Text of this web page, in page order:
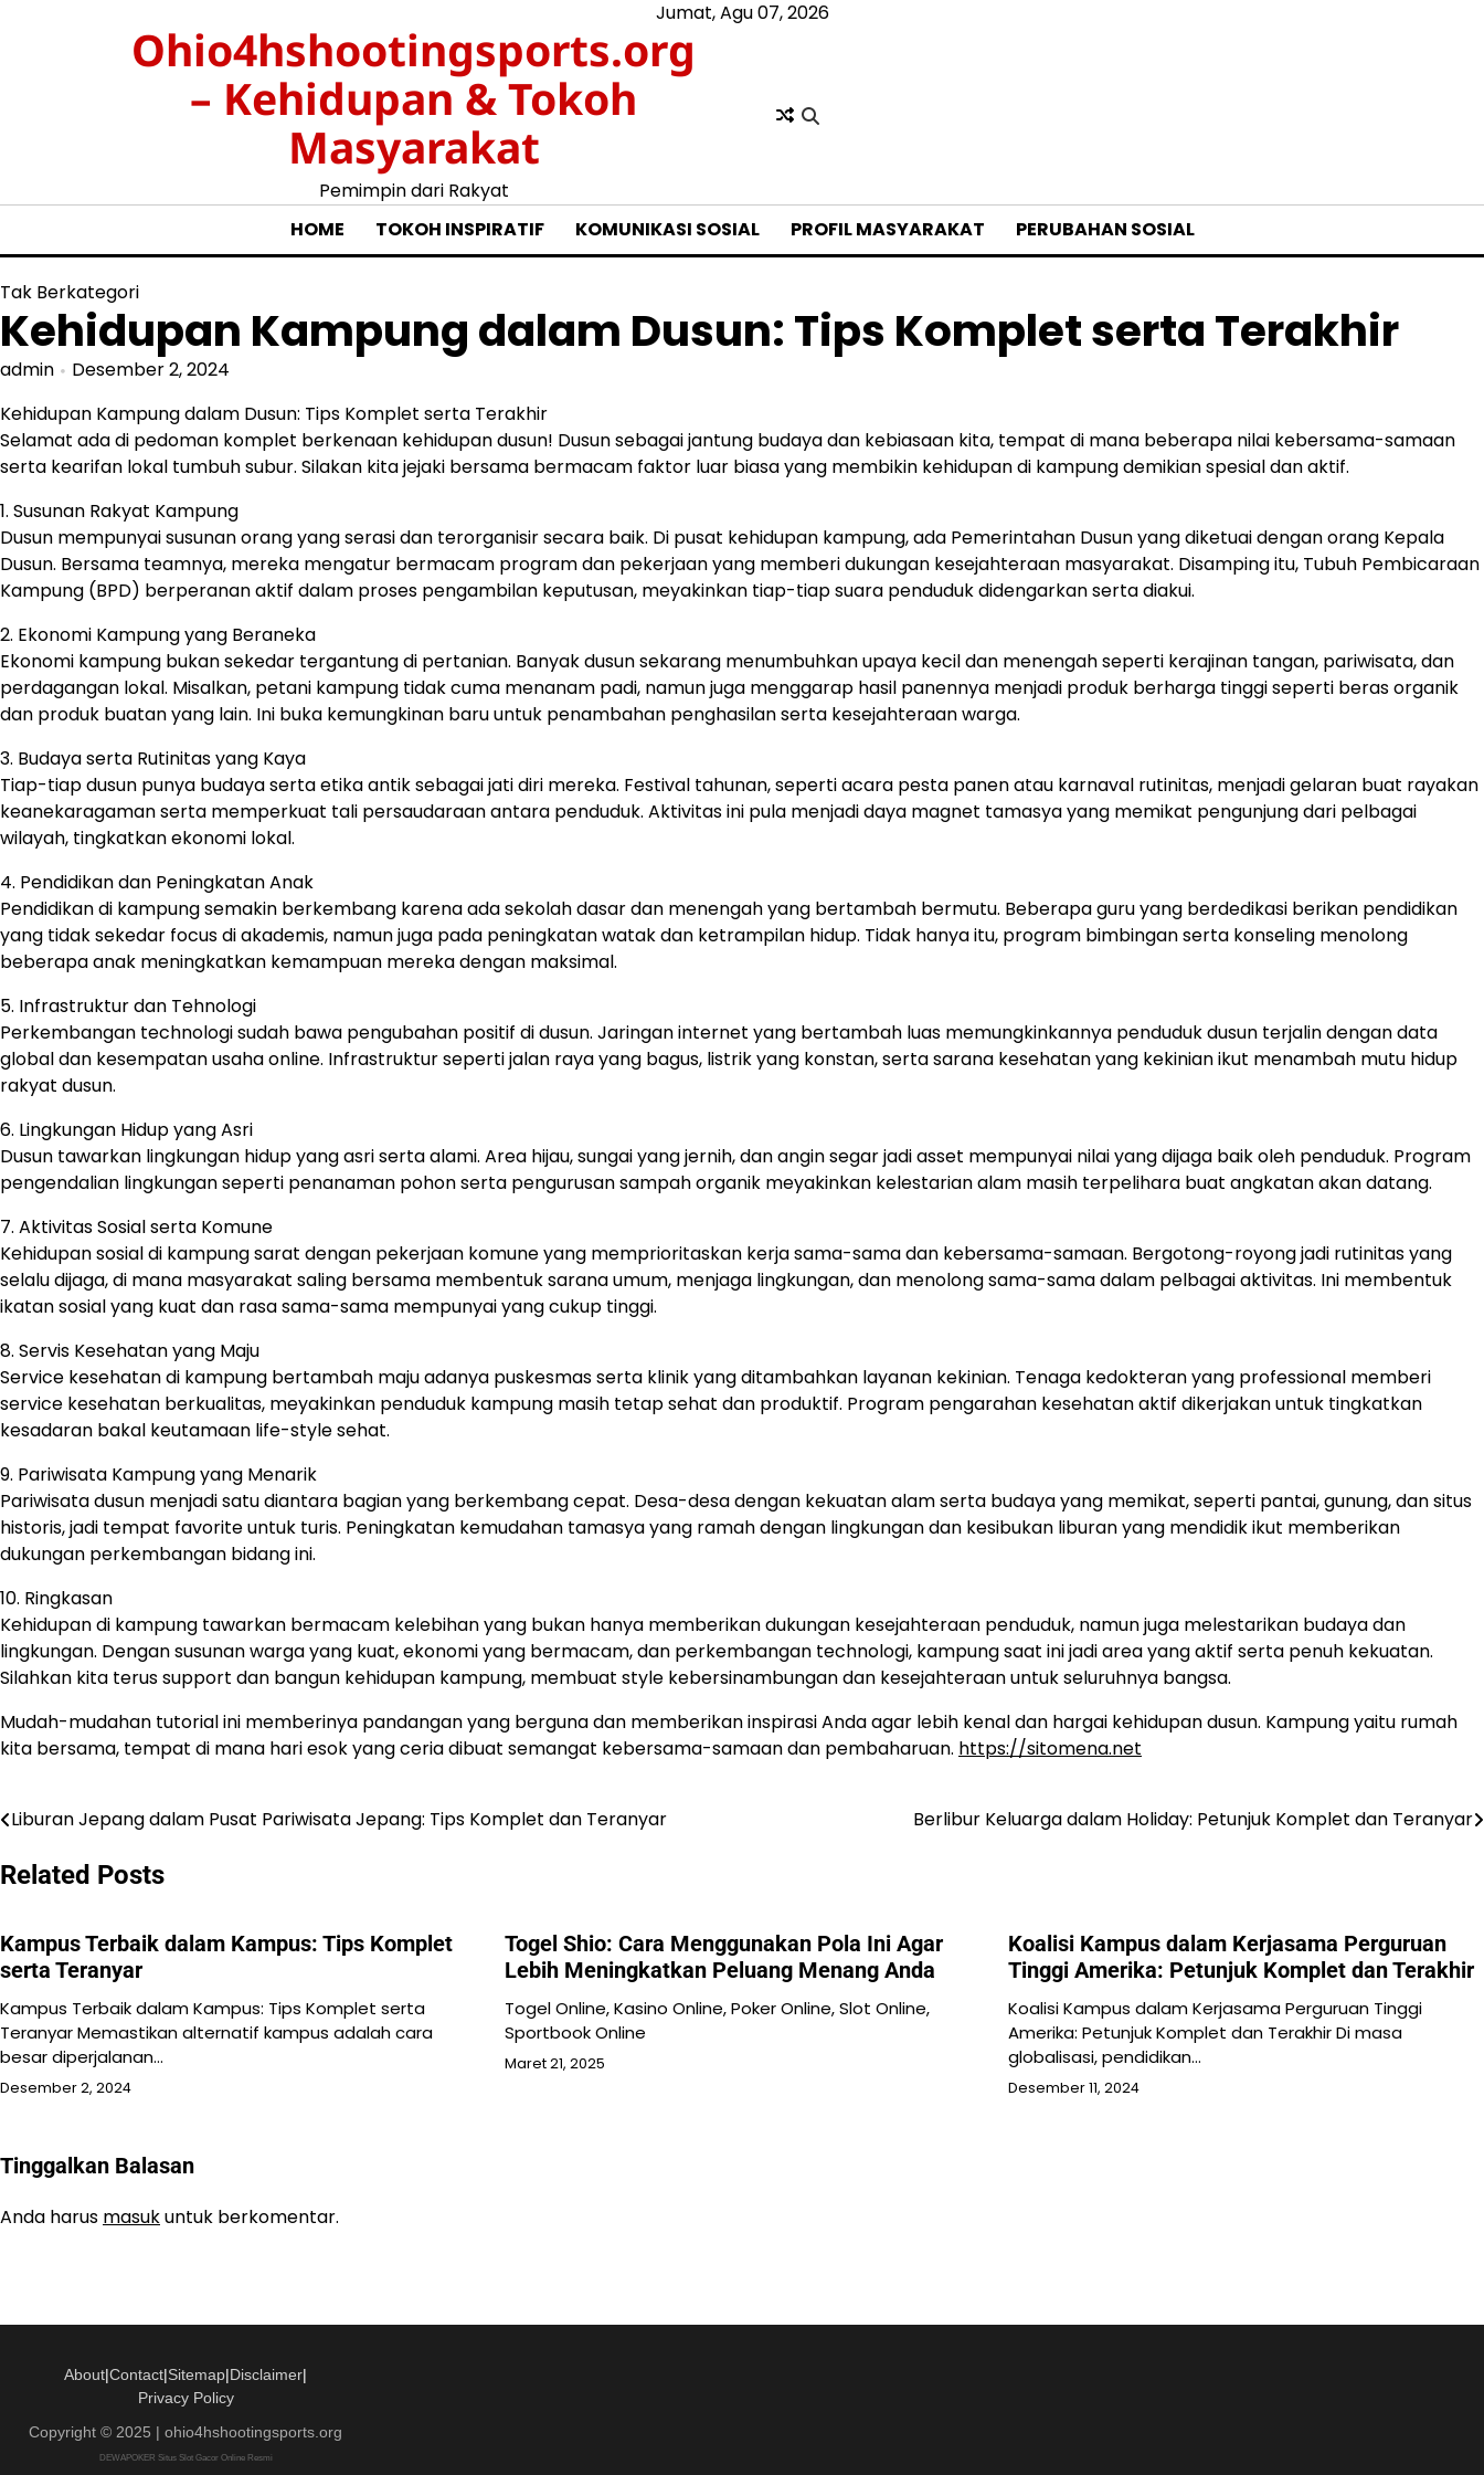
Jumat, Agu 07, 2026
Ohio4hshootingsports.org
– Kehidupan & Tokoh
Masyarakat
Pemimpin dari Rakyat
HOME
TOKOH INSPIRATIF KOMUNIKASI SOSIAL PROFIL MASYARAKAT PERUBAHAN SOSIAL
Tak Berkategori
Kehidupan Kampung dalam Dusun: Tips Komplet serta Terakhir
admin
Desember 2, 2024
Kehidupan Kampung dalam Dusun: Tips Komplet serta Terakhir
Selamat ada di pedoman komplet berkenaan kehidupan dusun! Dusun sebagai jantung budaya dan kebiasaan kita, tempat di mana beberapa nilai kebersama-samaan
serta kearifan lokal tumbuh subur. Silakan kita jejaki bersama bermacam faktor luar biasa yang membikin kehidupan di kampung demikian spesial dan aktif.
1. Susunan Rakyat Kampung
Dusun mempunyai susunan orang yang serasi dan terorganisir secara baik. Di pusat kehidupan kampung, ada Pemerintahan Dusun yang diketuai dengan orang Kepala
Dusun. Bersama teamnya, mereka mengatur bermacam program dan pekerjaan yang memberi dukungan kesejahteraan masyarakat. Disamping itu, Tubuh Pembicaraan
Kampung (BPD) berperanan aktif dalam proses pengambilan keputusan, meyakinkan tiap-tiap suara penduduk didengarkan serta diakui.
2. Ekonomi Kampung yang Beraneka
Ekonomi kampung bukan sekedar tergantung di pertanian. Banyak dusun sekarang menumbuhkan upaya kecil dan menengah seperti kerajinan tangan, pariwisata, dan
perdagangan lokal. Misalkan, petani kampung tidak cuma menanam padi, namun juga menggarap hasil panennya menjadi produk berharga tinggi seperti beras organik
dan produk buatan yang lain. Ini buka kemungkinan baru untuk penambahan penghasilan serta kesejahteraan warga.
3. Budaya serta Rutinitas yang Kaya
Tiap-tiap dusun punya budaya serta etika antik sebagai jati diri mereka. Festival tahunan, seperti acara pesta panen atau karnaval rutinitas, menjadi gelaran buat rayakan
keanekaragaman serta memperkuat tali persaudaraan antara penduduk. Aktivitas ini pula menjadi daya magnet tamasya yang memikat pengunjung dari pelbagai
wilayah, tingkatkan ekonomi lokal.
4. Pendidikan dan Peningkatan Anak
Pendidikan di kampung semakin berkembang karena ada sekolah dasar dan menengah yang bertambah bermutu. Beberapa guru yang berdedikasi berikan pendidikan
yang tidak sekedar focus di akademis, namun juga pada peningkatan watak dan ketrampilan hidup. Tidak hanya itu, program bimbingan serta konseling menolong
beberapa anak meningkatkan kemampuan mereka dengan maksimal.
5. Infrastruktur dan Tehnologi
Perkembangan technologi sudah bawa pengubahan positif di dusun. Jaringan internet yang bertambah luas memungkinkannya penduduk dusun terjalin dengan data
global dan kesempatan usaha online. Infrastruktur seperti jalan raya yang bagus, listrik yang konstan, serta sarana kesehatan yang kekinian ikut menambah mutu hidup
rakyat dusun.
6. Lingkungan Hidup yang Asri
Dusun tawarkan lingkungan hidup yang asri serta alami. Area hijau, sungai yang jernih, dan angin segar jadi asset mempunyai nilai yang dijaga baik oleh penduduk. Program
pengendalian lingkungan seperti penanaman pohon serta pengurusan sampah organik meyakinkan kelestarian alam masih terpelihara buat angkatan akan datang.
7. Aktivitas Sosial serta Komune
Kehidupan sosial di kampung sarat dengan pekerjaan komune yang memprioritaskan kerja sama-sama dan kebersama-samaan. Bergotong-royong jadi rutinitas yang
selalu dijaga, di mana masyarakat saling bersama membentuk sarana umum, menjaga lingkungan, dan menolong sama-sama dalam pelbagai aktivitas. Ini membentuk
ikatan sosial yang kuat dan rasa sama-sama mempunyai yang cukup tinggi.
8. Servis Kesehatan yang Maju
Service kesehatan di kampung bertambah maju adanya puskesmas serta klinik yang ditambahkan layanan kekinian. Tenaga kedokteran yang professional memberi
service kesehatan berkualitas, meyakinkan penduduk kampung masih tetap sehat dan produktif. Program pengarahan kesehatan aktif dikerjakan untuk tingkatkan
kesadaran bakal keutamaan life-style sehat.
9. Pariwisata Kampung yang Menarik
Pariwisata dusun menjadi satu diantara bagian yang berkembang cepat. Desa-desa dengan kekuatan alam serta budaya yang memikat, seperti pantai, gunung, dan situs
historis, jadi tempat favorite untuk turis. Peningkatan kemudahan tamasya yang ramah dengan lingkungan dan kesibukan liburan yang mendidik ikut memberikan
dukungan perkembangan bidang ini.
10. Ringkasan
Kehidupan di kampung tawarkan bermacam kelebihan yang bukan hanya memberikan dukungan kesejahteraan penduduk, namun juga melestarikan budaya dan
lingkungan. Dengan susunan warga yang kuat, ekonomi yang bermacam, dan perkembangan technologi, kampung saat ini jadi area yang aktif serta penuh kekuatan.
Silahkan kita terus support dan bangun kehidupan kampung, membuat style kebersinambungan dan kesejahteraan untuk seluruhnya bangsa.
Mudah-mudahan tutorial ini memberinya pandangan yang berguna dan memberikan inspirasi Anda agar lebih kenal dan hargai kehidupan dusun. Kampung yaitu rumah
kita bersama, tempat di mana hari esok yang ceria dibuat semangat kebersama-samaan dan pembaharuan. https://sitomena.net
Navigasi
pos
Liburan Jepang dalam Pusat Pariwisata Jepang: Tips Komplet dan Teranyar Berlibur Keluarga dalam Holiday: Petunjuk Komplet dan Teranyar
Related Posts
Kampus Terbaik dalam Kampus: Tips Komplet
serta Teranyar
Kampus Terbaik dalam Kampus: Tips Komplet serta
Teranyar Memastikan alternatif kampus adalah cara
besar diperjalanan…
Desember 2, 2024
Togel Shio: Cara Menggunakan Pola Ini Agar
Lebih Meningkatkan Peluang Menang Anda
Togel Online, Kasino Online, Poker Online, Slot Online,
Sportbook Online
Maret 21, 2025
Koalisi Kampus dalam Kerjasama Perguruan
Tinggi Amerika: Petunjuk Komplet dan Terakhir
Koalisi Kampus dalam Kerjasama Perguruan Tinggi
Amerika: Petunjuk Komplet dan Terakhir Di masa
globalisasi, pendidikan…
Desember 11, 2024
Tinggalkan Balasan
Anda harus masukuntuk berkomentar.
About|Contact|Sitemap|Disclaimer|
Privacy Policy
Copyright © 2025 | ohio4hshootingsports.org
DEWAPOKER Situs Slot Gacor Online Resmi